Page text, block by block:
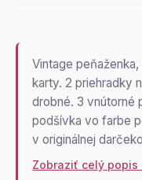
Vintage peňaženka,
karty. 2 priehradky
drobné. 3 vnútorné
podšívka vo farbe
v originálnej
Zobraziť celý popis